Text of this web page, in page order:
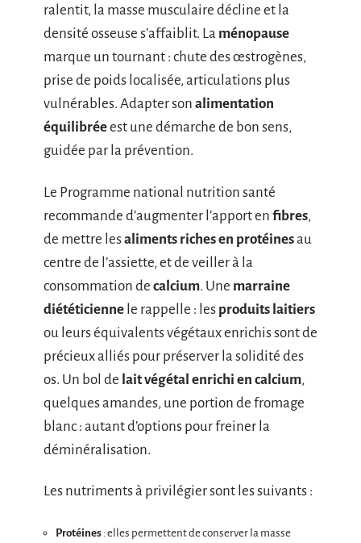
ralentit, la masse musculaire décline et la
densité osseuse s’affaiblit. La ménopause
marque un tournant : chute des œstrogènes,
prise de poids localisée, articulations plus
vulnérables. Adapter son alimentation
équilibréeest une démarche de bon sens,
guidée par la prévention.
Le Programme national nutrition santé
recommande d’augmenter l’apport en fibres,
de mettre lesaliments riches en protéinesau
centre de l’assiette, et de veiller à la
consommation de calcium. Une marraine
diététicienne le rappelle : les produits laitiers
ou leurs équivalents végétaux enrichis sont de
précieux alliés pour préserver la solidité des
os. Un bol de lait végétal enrichi en calcium,
quelques amandes, une portion de fromage
blanc : autant d’options pour freiner la
déminéralisation.
Les nutriments à privilégier sont les suivants :
Protéines : elles permettent de conserver la masse